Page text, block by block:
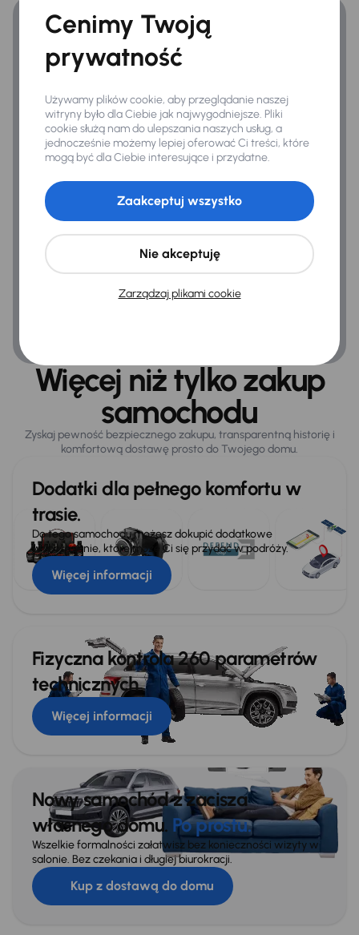
Podłokietnik
Połączenie USB (audio)
Więcej niż tylko zakup
samochodu
Zyskaj pewność bezpiecznego zakupu, transparentną historię i
komfortową dostawę prosto do Twojego domu.
Dodatki dla pełnego komfortu w
trasie.
Do tego samochodu możesz dokupić dodatkowe
wyposażenie, które może Ci się przydać w podróży.
Więcej informacji
Fizyczna kontrola 260 parametrów
technicznych
Więcej informacji
Nowy samochód z zacisza
własnego domu. Po prostu.
Wszelkie formalności załatwisz bez konieczności wizyty w
salonie. Bez czekania i długiej biurokracji.
Kup z dostawą do domu
Cenimy Twoją
prywatność
Używamy plików cookie, aby przeglądanie naszej
witryny było dla Ciebie jak najwygodniejsze. Pliki
cookie służą nam do ulepszania naszych usług, a
jednocześnie możemy lepiej oferować Ci treści, które
mogą być dla Ciebie interesujące i przydatne.
Zarządzaj plikami cookie
Nie akceptuję
Zaakceptuj wszystko